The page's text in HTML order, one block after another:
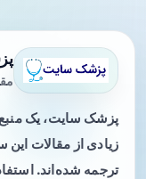
پزشک سایت، یک
زیادی از مقالات
ترجمه شده‌اند.